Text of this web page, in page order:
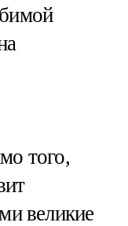
того,
великие